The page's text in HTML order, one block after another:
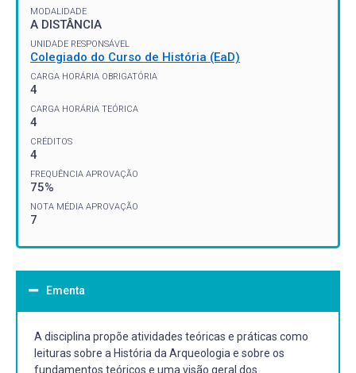
MODALIDADE
A DISTÂNCIA
UNIDADE RESPONSÁVEL
Colegiado do Curso de História (EaD)
CARGA HORÁRIA OBRIGATÓRIA
4
CARGA HORÁRIA TEÓRICA
4
CRÉDITOS
4
FREQUÊNCIA APROVAÇÃO
75%
NOTA MÉDIA APROVAÇÃO
7
Ementa
A disciplina propõe atividades teóricas e práticas como
leituras sobre a História da Arqueologia e sobre os
fundamentos teóricos e uma visão geral dos